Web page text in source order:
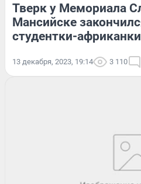
Тверк у Мемориала
Мансийске
студентки-африканки
13 декабря, 2023, 19:14 3 110